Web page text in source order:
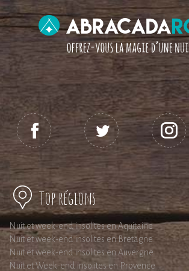
Top régions
Nuit et week-end insolites en Aquitaine
Nuit et week-end insolites en Bretagne
Nuit et week-end insolites en Auvergne
Nuit et Week-end insolites en Provence